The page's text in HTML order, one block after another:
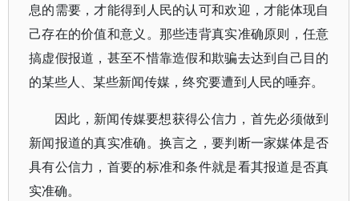
息的需要，才能得到人民的认可和欢迎，才能体现自
己存在的价值和意义。那些违背真实准确原则，任意
搞虚假报道，甚至不惜靠造假和欺骗去达到自己目的
的某些人、某些新闻传媒，终究要遭到人民的唾弃。
因此，新闻传媒要想获得公信力，首先必须做到
新闻报道的真实准确。换言之，要判断一家媒体是否
具有公信力，首要的标准和条件就是看其报道是否真
实准确。